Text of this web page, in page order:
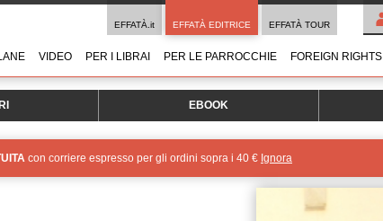
EFFATÀ.it EFFATÀ EDITRICE EFFATÀ TOUR
VIDEO PER I LIBRAI PER LE PARROCCHIE FOREIGN RIGHTS
EBOOK
con corriere espresso per gli ordini sopra i 40 € Ignora